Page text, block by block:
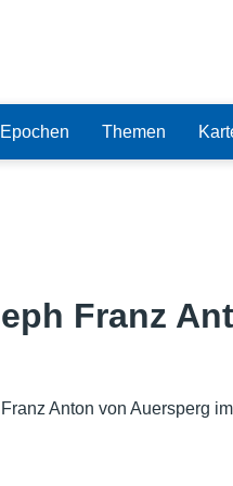
Epochen Themen
Franz
Anton von Auersperg